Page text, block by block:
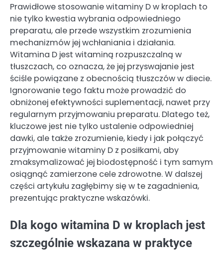
Prawidłowe stosowanie witaminy D w kroplach to
nie tylko kwestia wybrania odpowiedniego
preparatu, ale przede wszystkim zrozumienia
mechanizmów jej wchłaniania i działania.
Witamina D jest witaminą rozpuszczalną w
tłuszczach, co oznacza, że jej przyswajanie jest
ściśle powiązane z obecnością tłuszczów w diecie.
Ignorowanie tego faktu może prowadzić do
obniżonej efektywności suplementacji, nawet przy
regularnym przyjmowaniu preparatu. Dlatego też,
kluczowe jest nie tylko ustalenie odpowiedniej
dawki, ale także zrozumienie, kiedy i jak połączyć
przyjmowanie witaminy D z posiłkami, aby
zmaksymalizować jej biodostępność i tym samym
osiągnąć zamierzone cele zdrowotne. W dalszej
części artykułu zagłębimy się w te zagadnienia,
prezentując praktyczne wskazówki.
Dla kogo witamina D w kroplach jest
szczególnie wskazana w praktyce